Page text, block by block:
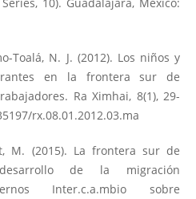
Toalá, N. J. (2012). Los niños y
en la frontera sur de
Ra Ximhai, 8(1), 29-
rx.08.01.2012.03.ma
M. (2015). La frontera sur de
de la migración
Inter.c.a.mbio sobre